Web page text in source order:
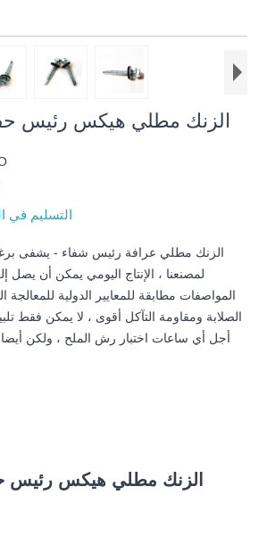
الزنك مطلي هيكس رئيس
التسليم في
الزنك مطلي عرافة رئيس شفاء - يشفى
المواصفات مطابقة للمعايير الدولية للمعالجة
الصلابة ومقاومة التآكل أقوى ، لا يمكن فقط
أجل أي ساعات اختبار رش الملح ، ولكن أيضا
الزنك مطلي هيكس رئيس